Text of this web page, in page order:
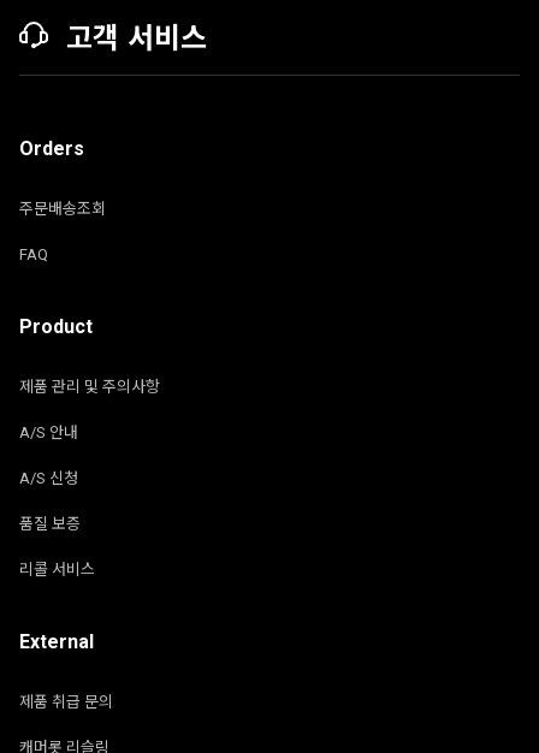
고객 서비스
Orders
주문배송조회
FAQ
Product
제품 관리 및 주의사항
A/S 안내
A/S 신청
품질 보증
리콜 서비스
External
제품 취급 문의
캐머롯 리슬링